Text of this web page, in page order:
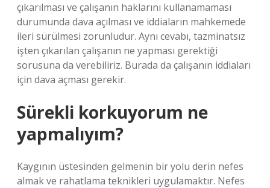
çıkarılması ve çalışanın haklarını kullanamaması
durumunda dava açılması ve iddiaların mahkemede
ileri sürülmesi zorunludur. Aynı cevabı, tazminatsız
işten çıkarılan çalışanın ne yapması gerektiği
sorusuna da verebiliriz. Burada da çalışanın iddiaları
için dava açması gerekir.
Sürekli korkuyorum ne
yapmalıyım?
Kaygının üstesinden gelmenin bir yolu derin nefes
almak ve rahatlama teknikleri uygulamaktır. Nefes